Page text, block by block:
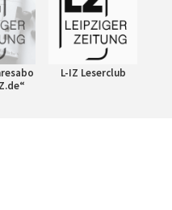
L-IZ Leserclub